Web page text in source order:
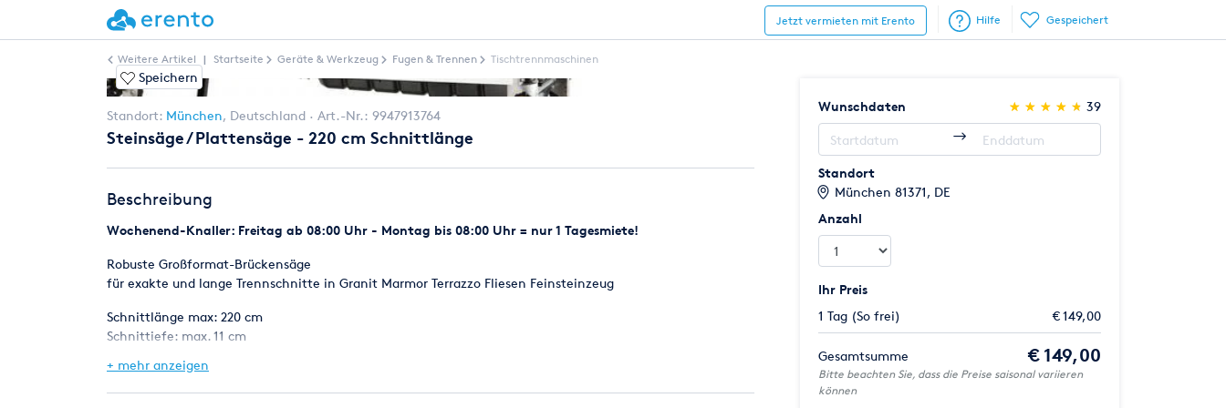
Gespeichert
Jetzt vermieten mit Erento Hilfe
Weitere Artikel | Startseite Geräte & Werkzeug Fugen & Trennen Tischtrennmaschinen
Speichern
Standort: München, Deutschland Art.-Nr.: 9947913764
Steinsäge / Plattensäge - 220 cm Schnittlänge
Beschreibung
Wochenend-Knaller: Freitag ab 08:00 Uhr - Montag bis 08:00 Uhr = nur 1 Tagesmiete!
Robuste Großformat-Brückensäge
für exakte und lange Trennschnitte in Granit Marmor Terrazzo Fliesen Feinsteinzeug
Schnittlänge max: 220 cm
Schnittiefe: max. 11 cm
Der Diamantverbrauch (1 mm je Miettag) ist im Mietpreis bereits enthalten, Scheibe nach Wahl:
+ mehr anzeigen
Wunschdaten (*)
★
★
(*) ★
★
(*) ★
★
(*) ★
★
(*) ★
★ 39
Standort
München 81371, DE
Anzahl
Ihr Preis
1 Tag (So frei)
€ 149,00
Gesamtsumme € 149,00
Bitte beachten Sie, dass die Preise saisonal variieren
können